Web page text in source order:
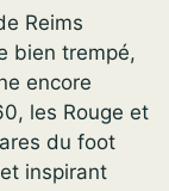
Reims
bien trempé,
encore
les Rouge et
du foot
inspirant